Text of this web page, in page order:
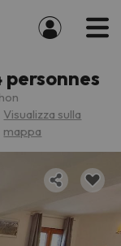
personnes
Visualizza sulla
mappa